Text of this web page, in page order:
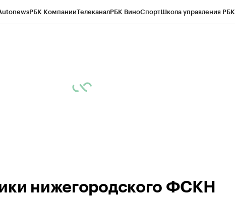
РБК КомпанииТелеканалРБК ВиноСпортШкола управления РБК
нижегородского ФСКН